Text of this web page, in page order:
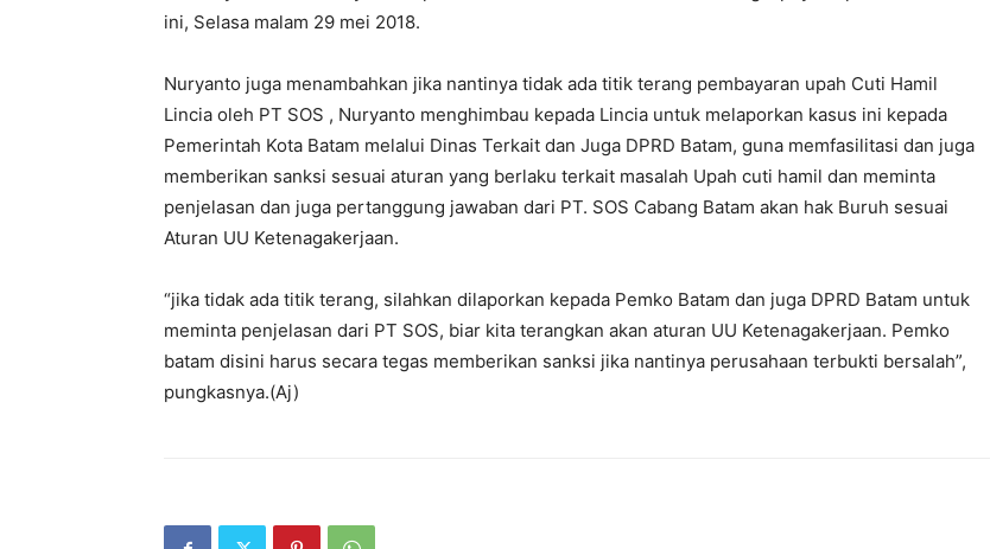
ini, Selasa malam 29 mei 2018.
Nuryanto juga menambahkan jika nantinya tidak ada titik terang pembayaran upah Cuti Hamil
Lincia oleh PT SOS , Nuryanto menghimbau kepada Lincia untuk melaporkan kasus ini kepada
Pemerintah Kota Batam melalui Dinas Terkait dan Juga DPRD Batam, guna memfasilitasi dan juga
memberikan sanksi sesuai aturan yang berlaku terkait masalah Upah cuti hamil dan meminta
penjelasan dan juga pertanggung jawaban dari PT. SOS Cabang Batam akan hak Buruh sesuai
Aturan UU Ketenagakerjaan.
“jika tidak ada titik terang, silahkan dilaporkan kepada Pemko Batam dan juga DPRD Batam untuk
meminta penjelasan dari PT SOS, biar kita terangkan akan aturan UU Ketenagakerjaan. Pemko
batam disini harus secara tegas memberikan sanksi jika nantinya perusahaan terbukti bersalah”,
pungkasnya.(Aj)